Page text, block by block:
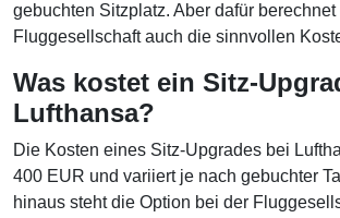
gebuchten Sitzplatz. Aber dafür berechnet
Fluggesellschaft auch die sinnvollen
Was kostet ein Sitz-
Lufthansa?
Die Kosten eines Sitz-Upgrades bei
400 EUR und variiert je nach gebuchter
hinaus steht die Option bei der